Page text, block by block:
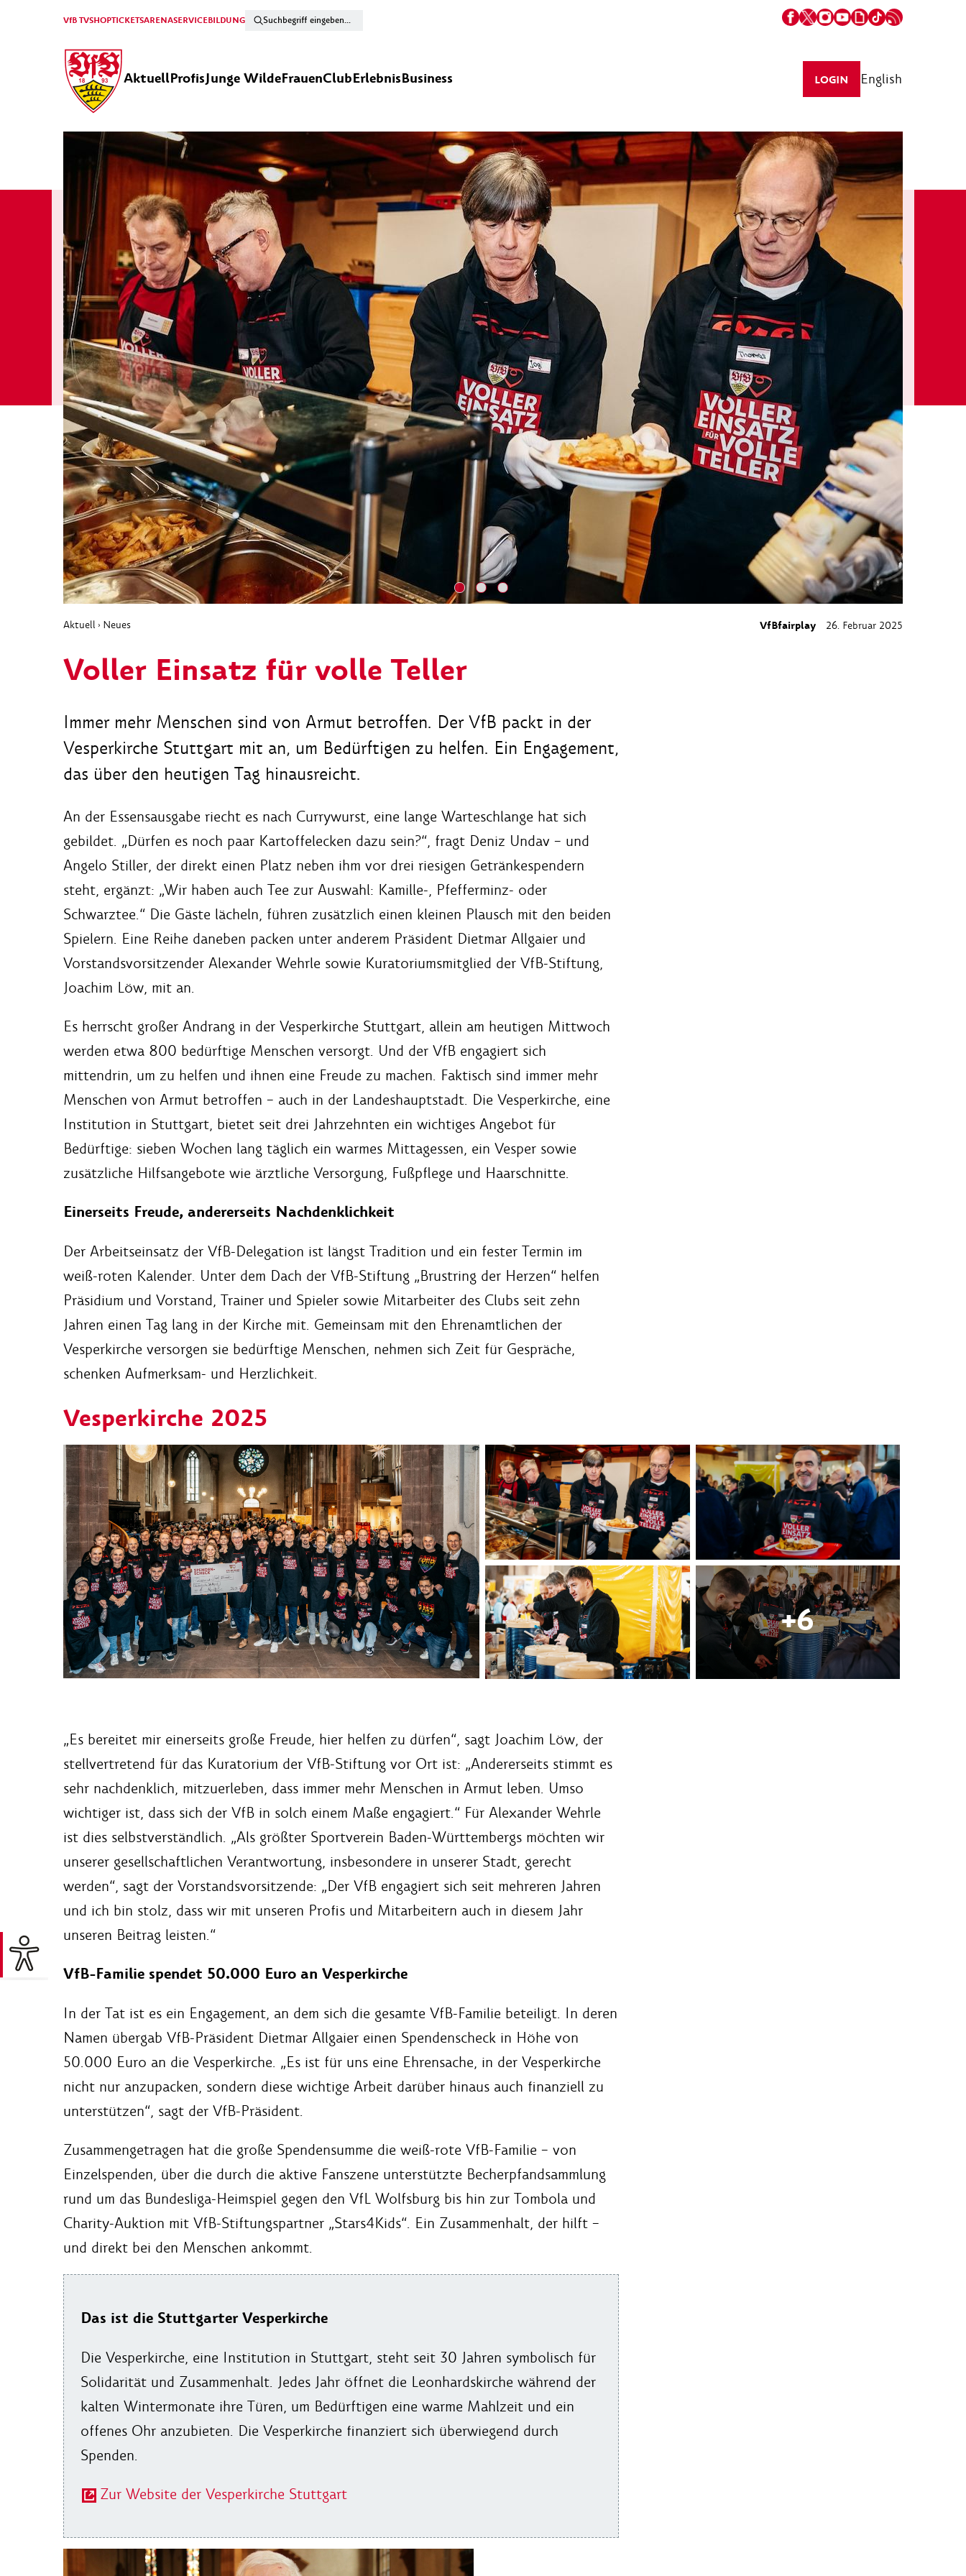
VfB TVSHOPTICKETSARENASERVICEBILDUNG
AktuellProfisJunge WildeFrauenClubErlebnisBusiness LOGIN English
Aktuell › Neues VfBfairplay 26. Februar 2025
Voller Einsatz für volle Teller
Immer mehr Menschen sind von Armut betroffen. Der VfB packt in der
Vesperkirche Stuttgart mit an, um Bedürftigen zu helfen. Ein Engagement,
das über den heutigen Tag hinausreicht.
An der Essensausgabe riecht es nach Currywurst, eine lange Warteschlange hat sich
gebildet. „Dürfen es noch paar Kartoffelecken dazu sein?“, fragt Deniz Undav – und
Angelo Stiller, der direkt einen Platz neben ihm vor drei riesigen Getränkespendern
steht, ergänzt: „Wir haben auch Tee zur Auswahl: Kamille-, Pfefferminz- oder
Schwarztee.“ Die Gäste lächeln, führen zusätzlich einen kleinen Plausch mit den beiden
Spielern. Eine Reihe daneben packen unter anderem Präsident Dietmar Allgaier und
Vorstandsvorsitzender Alexander Wehrle sowie Kuratoriumsmitglied der VfB-Stiftung,
Joachim Löw, mit an.
Es herrscht großer Andrang in der Vesperkirche Stuttgart, allein am heutigen Mittwoch
werden etwa 800 bedürftige Menschen versorgt. Und der VfB engagiert sich
mittendrin, um zu helfen und ihnen eine Freude zu machen. Faktisch sind immer mehr
Menschen von Armut betroffen – auch in der Landeshauptstadt. Die Vesperkirche, eine
Institution in Stuttgart, bietet seit drei Jahrzehnten ein wichtiges Angebot für
Bedürftige: sieben Wochen lang täglich ein warmes Mittagessen, ein Vesper sowie
zusätzliche Hilfsangebote wie ärztliche Versorgung, Fußpflege und Haarschnitte.
Einerseits Freude, andererseits Nachdenklichkeit
Der Arbeitseinsatz der VfB-Delegation ist längst Tradition und ein fester Termin im
weiß-roten Kalender. Unter dem Dach der VfB-Stiftung „Brustring der Herzen“ helfen
Präsidium und Vorstand, Trainer und Spieler sowie Mitarbeiter des Clubs seit zehn
Jahren einen Tag lang in der Kirche mit. Gemeinsam mit den Ehrenamtlichen der
Vesperkirche versorgen sie bedürftige Menschen, nehmen sich Zeit für Gespräche,
schenken Aufmerksam- und Herzlichkeit.
Vesperkirche 2025
„Es bereitet mir einerseits große Freude, hier helfen zu dürfen“, sagt Joachim Löw, der
stellvertretend für das Kuratorium der VfB-Stiftung vor Ort ist: „Andererseits stimmt es
sehr nachdenklich, mitzuerleben, dass immer mehr Menschen in Armut leben. Umso
wichtiger ist, dass sich der VfB in solch einem Maße engagiert.“ Für Alexander Wehrle
ist dies selbstverständlich. „Als größter Sportverein Baden-Württembergs möchten wir
unserer gesellschaftlichen Verantwortung, insbesondere in unserer Stadt, gerecht
werden“, sagt der Vorstandsvorsitzende: „Der VfB engagiert sich seit mehreren Jahren
und ich bin stolz, dass wir mit unseren Profis und Mitarbeitern auch in diesem Jahr
unseren Beitrag leisten.“
VfB-Familie spendet 50.000 Euro an Vesperkirche
In der Tat ist es ein Engagement, an dem sich die gesamte VfB-Familie beteiligt. In deren
Namen übergab VfB-Präsident Dietmar Allgaier einen Spendenscheck in Höhe von
50.000 Euro an die Vesperkirche. „Es ist für uns eine Ehrensache, in der Vesperkirche
nicht nur anzupacken, sondern diese wichtige Arbeit darüber hinaus auch finanziell zu
unterstützen“, sagt der VfB-Präsident.
Zusammengetragen hat die große Spendensumme die weiß-rote VfB-Familie – von
Einzelspenden, über die durch die aktive Fanszene unterstützte Becherpfandsammlung
rund um das Bundesliga-Heimspiel gegen den VfL Wolfsburg bis hin zur Tombola und
Charity-Auktion mit VfB-Stiftungspartner „Stars4Kids“. Ein Zusammenhalt, der hilft –
und direkt bei den Menschen ankommt.
Das ist die Stuttgarter Vesperkirche
Die Vesperkirche, eine Institution in Stuttgart, steht seit 30 Jahren symbolisch für
Solidarität und Zusammenhalt. Jedes Jahr öffnet die Leonhardskirche während der
kalten Wintermonate ihre Türen, um Bedürftigen eine warme Mahlzeit und ein
offenes Ohr anzubieten. Die Vesperkirche finanziert sich überwiegend durch
Spenden.
Zur Website der Vesperkirche Stuttgart